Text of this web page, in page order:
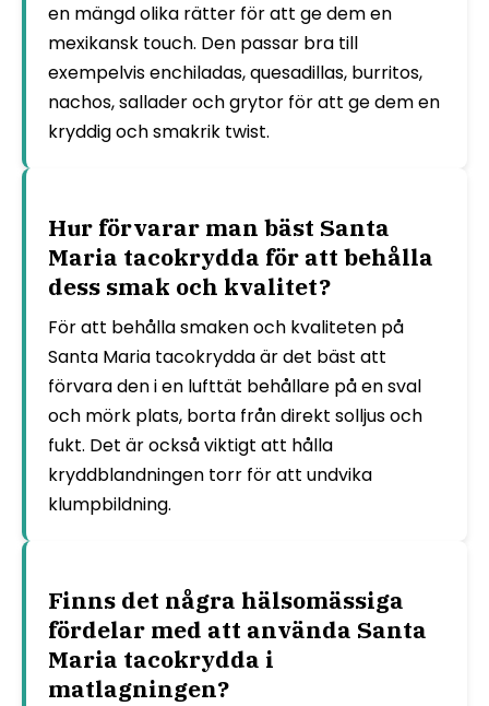
en mängd olika rätter för att ge dem en
mexikansk touch. Den passar bra till
exempelvis enchiladas, quesadillas, burritos,
nachos, sallader och grytor för att ge dem en
kryddig och smakrik twist.
Hur förvarar man bäst Santa
Maria tacokrydda för att behålla
dess smak och kvalitet?
För att behålla smaken och kvaliteten på
Santa Maria tacokrydda är det bäst att
förvara den i en lufttät behållare på en sval
och mörk plats, borta från direkt solljus och
fukt. Det är också viktigt att hålla
kryddblandningen torr för att undvika
klumpbildning.
Finns det några hälsomässiga
fördelar med att använda Santa
Maria tacokrydda i
matlagningen?